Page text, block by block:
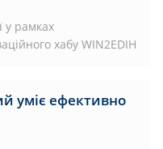
у рамках
хабу WIN2EDIH
уміє ефективно